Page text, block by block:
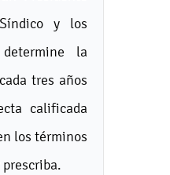
y los
la
tres años
calificada
los términos